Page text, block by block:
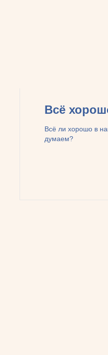
Всё
Всё ли хорошо в
думаем?